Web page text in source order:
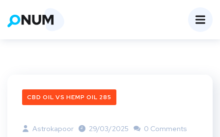
CBD OIL VS HEMP OIL 285
Astrokapoor 29/03/2025 0 Comments